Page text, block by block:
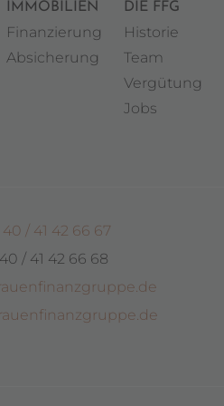
IMMOBILIEN
Finanzierung
Absicherung
DIE FFG
Historie
Team
Vergütung
Jobs
/ 41 42 66 67
/ 41 42 66 68